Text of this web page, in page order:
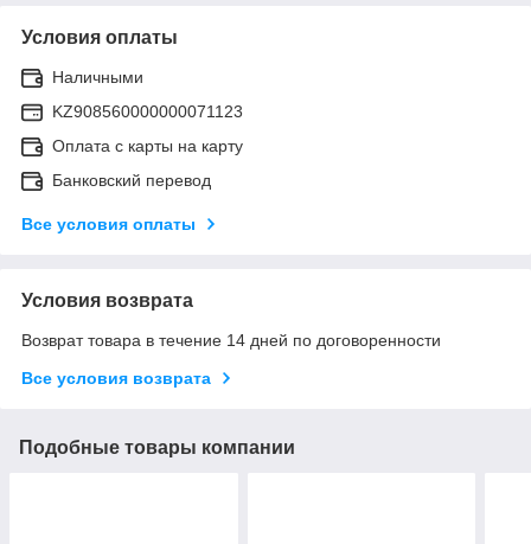
Условия оплаты
Наличными
KZ908560000000071123
Оплата с карты на карту
Банковский перевод
Все условия оплаты
Условия возврата
Возврат товара в течение 14 дней по договоренности
Все условия возврата
Подобные товары компании